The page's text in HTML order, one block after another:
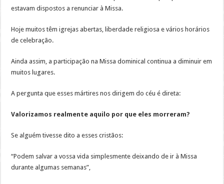
estavam dispostos a renunciar à Missa.
Hoje muitos têm igrejas abertas, liberdade religiosa e vários horários
de celebração.
Ainda assim, a participação na Missa dominical continua a diminuir em
muitos lugares.
A pergunta que esses mártires nos dirigem do céu é direta:
Valorizamos realmente aquilo por que eles morreram?
Se alguém tivesse dito a esses cristãos:
“Podem salvar a vossa vida simplesmente deixando de ir à Missa
durante algumas semanas”,